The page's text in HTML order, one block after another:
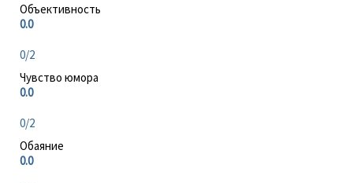
Объективность
0.0
0/2
Чувство юмора
0.0
0/2
Обаяние
0.0